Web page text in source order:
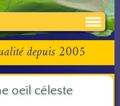
depuis 2005
oeil céleste